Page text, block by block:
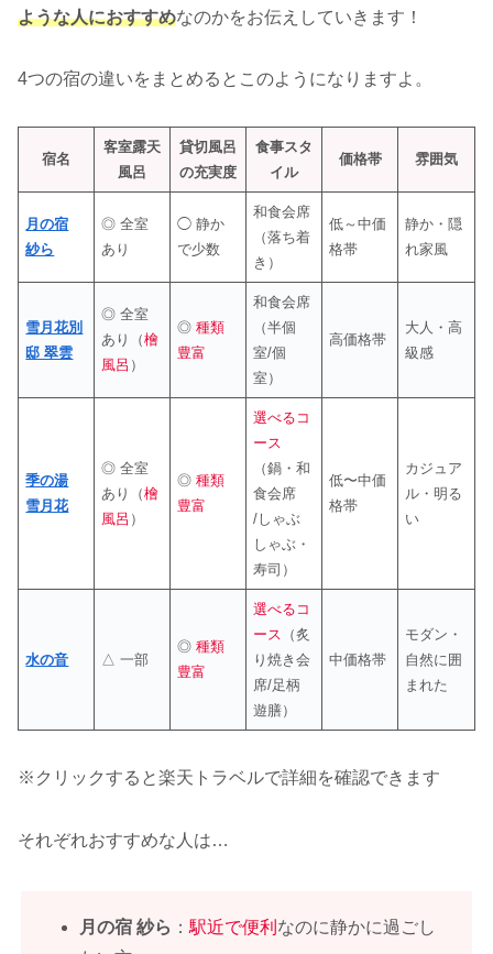
ような人におすすめなのかをお伝えしていきます！
4つの宿の違いをまとめるとこのようになりますよ。
宿名
客室露天
風呂
貸切風呂
の充実度
食事スタ
イル
価格帯 雰囲気
月の宿
紗ら
◎ 全室
あり
◯ 静か
で少数
和食会席
（落ち着
き）
低～中価
格帯
静か・隠
れ家風
雪月花別
邸 翠雲
◎ 全室
あり（檜
風呂 ）
◎種類
豊富
和食会席
（半個
室/個
室）
高価格帯
大人・高
級感
季の湯
雪月花
◎ 全室
あり（檜
風呂 ）
◎種類
豊富
選べるコ
ース
（鍋・和
食会席
/しゃぶ
しゃぶ・
寿司）
低〜中価
格帯
カジュア
ル・明る
い
水の音 △ 一部
◎種類
豊富
選べるコ
ース （炙
り焼き会
席/足柄
遊膳）
中価格帯
モダン・
自然に囲
まれた
※クリックすると楽天トラベルで詳細を確認できます
それぞれおすすめな人は…
月の宿 紗ら ：駅近で便利 なのに静かに過ごし